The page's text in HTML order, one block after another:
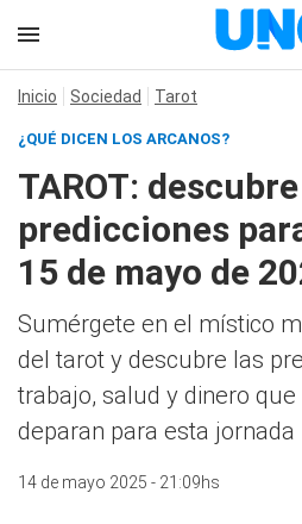
Inicio Sociedad Tarot
¿QUÉ DICEN LOS ARCANOS?
TAROT:
predicciones
15 de mayo de
Sumérgete en el místico
del tarot y descubre las
trabajo, salud y dinero
deparan para esta jornada
14 de mayo 2025 - 21:09hs